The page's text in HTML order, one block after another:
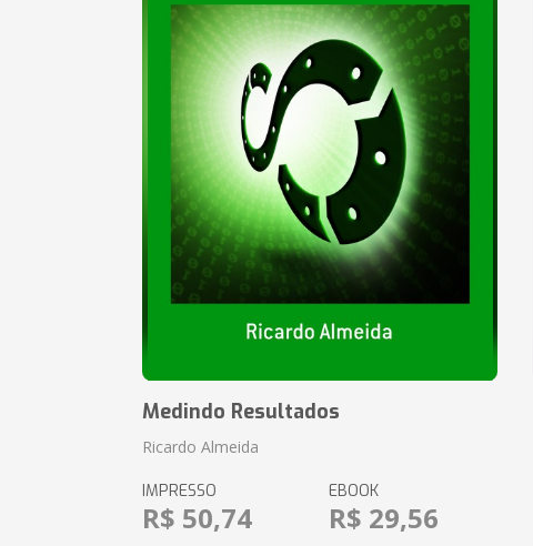
Medindo Resultados
Ricardo Almeida
IMPRESSO
R$ 50,74
EBOOK
R$ 29,56